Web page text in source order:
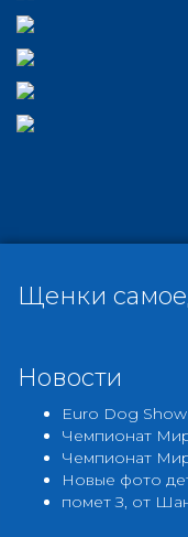
Щенки
Новости
Euro Dog
Чемпионат
Чемпионат
Новые фото
помет З, от